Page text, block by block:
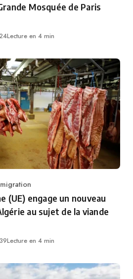
Mosquée de Paris
Lecture en 4 min
(UE) engage un nouveau
au sujet de la viande
Lecture en 4 min